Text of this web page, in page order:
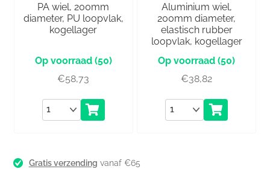
PA wiel, 200mm
diameter, PU loopvlak,
kogellager
(50)
€58,73
Aantal
Aluminium wiel,
200mm diameter,
elastisch rubber
loopvlak, kogellager
(50)
€38,82
Aantal
Gratis verzending vanaf €65